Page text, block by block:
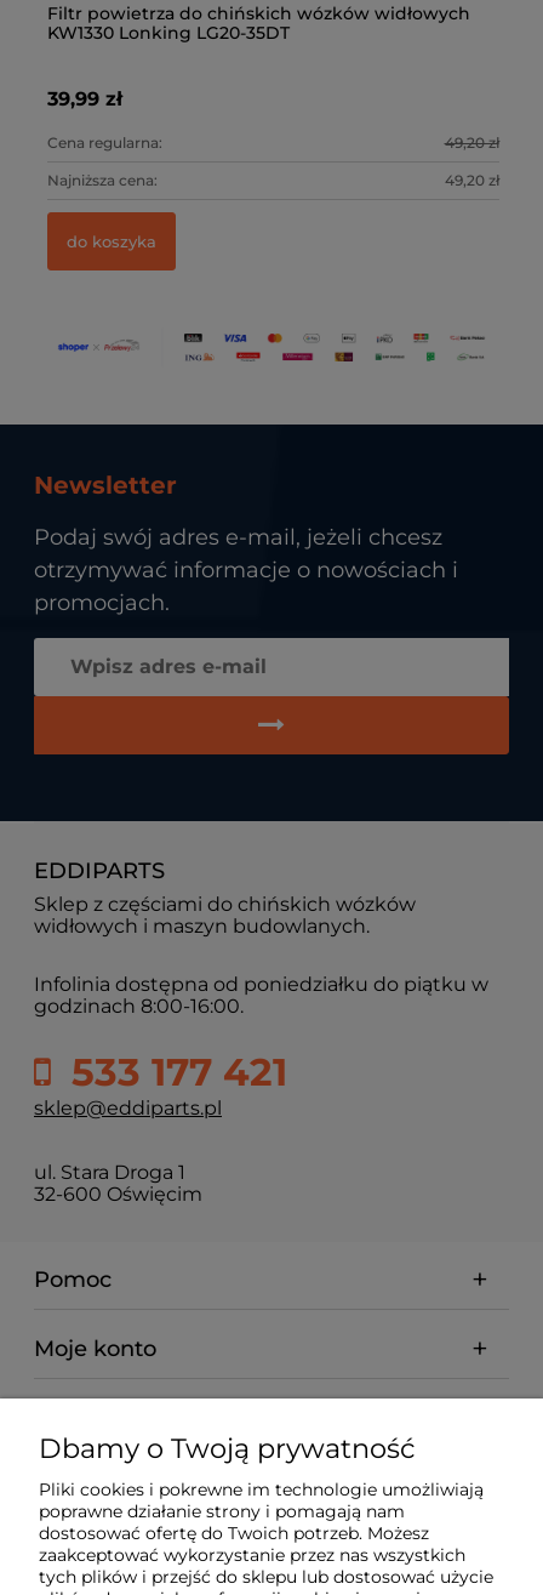
Filtr powietrza do chińskich wózków widłowych
KW1330 Lonking LG20-35DT
39,99 zł
Cena regularna: 49,20 zł
Najniższa cena: 49,20 zł
do koszyka
Newsletter
Podaj swój adres e-mail, jeżeli chcesz
otrzymywać informacje o nowościach i
promocjach.
EDDIPARTS
Sklep z częściami do chińskich wózków
widłowych i maszyn budowlanych.
Infolinia dostępna od poniedziałku do piątku w
godzinach 8:00-16:00.
533 177 421
sklep@eddiparts.pl
ul. Stara Droga 1
32-600 Oświęcim
Pomoc
Moje konto
Informacje
O nas
Dbamy o Twoją prywatność
Pliki cookies i pokrewne im technologie umożliwiają
poprawne działanie strony i pomagają nam
dostosować ofertę do Twoich potrzeb. Możesz
zaakceptować wykorzystanie przez nas wszystkich
tych plików i przejść do sklepu lub dostosować użycie